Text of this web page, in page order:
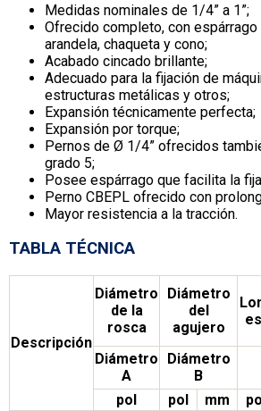
Medidas nominales de 1/4” a 1”;
Ofrecido completo, con espárrago
arandela, chaqueta y cono;
Acabado cincado brillante;
Adecuado para la fijación de
estructuras metálicas y otros;
Expansión técnicamente perfecta;
Expansión por torque;
Pernos de Ø 1/4” ofrecidos
grado 5;
Posee espárrago que facilita la
Perno CBEPL ofrecido con
Mayor resistencia a la tracción.
TABLA TÉCNICA
Descripción
Diámetro
de la
rosca
Diámetro
del
agujero
Diámetro
A
Diámetro
B
pol
pol mm